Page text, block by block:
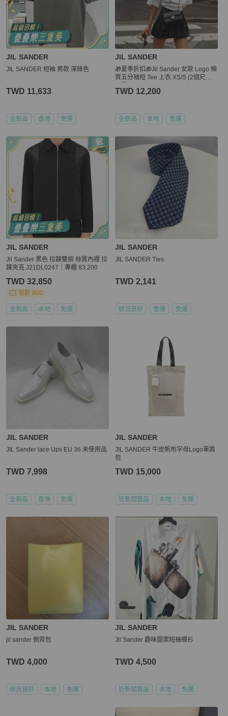
JIL SANDER
JIL SANDER 短袖 男款 深綠色
TWD 11,633
全新品 香港 免運
JIL SANDER
🎁夏季折扣🎁Jil Sander 女款 Logo 棉
質五分袖短 Tee 上衣 XS/S (2個尺寸
TWD 12,200
全新品 本地 免運
JIL SANDER
Jil Sander 黑色 拉鍊雙排 絲質內裡 拉
鍊夾克 J21DL0247｜專櫃 83,200
TWD 32,850
現折 800
全新品 本地 免運
JIL SANDER
JIL SANDER Ties
TWD 2,141
狀況良好 香港 免運
JIL SANDER
JIL Sander lace Ups EU 36 未使用品
TWD 7,998
全新品 香港 免運
JIL SANDER
JIL SANDER 牛皮帆布字母Logo單肩
包
TWD 15,000
近新閒置品 本地 免運
JIL SANDER
jil sander 側背包
TWD 4,000
狀況良好 本地 免運
JIL SANDER
Jil Sander 趣味圖案短袖襯衫
TWD 4,500
近新閒置品 本地 免運